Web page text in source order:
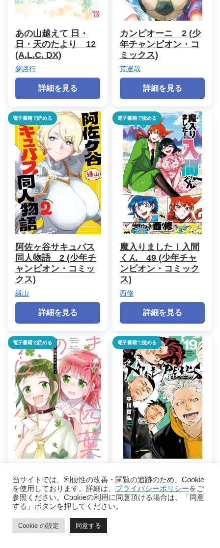
あの山越えて 日・
日・天のたより 12
(A.L.C. DX)
夢路行
詳細を見る
カンピオーニ 2 (少
年チャンピオン・コ
ミックス)
荒達哉
詳細を見る
電子書籍で読める
阿佐ヶ谷サキュバス
同人物語 2 (少年チ
ャンピオン・コミッ
クス)
縁山
詳細を見る
電子書籍で読める
魔入りました！入間
くん 49 (少年チャ
ンピオン・コミック
ス)
西修
詳細を見る
電子書籍で読める
バー 9 (少年チャン
ピオン・コミックス)
こうし
詳細を見る
電子書籍で読める
NINE PEAKS 19
(少年チャンピオン・
コミックス)
当サイトでは、利便性の改善・閲覧の追跡のため、Cookie
を使用しております。詳細は、 プライバシーポリシーをご
参照ください。Cookieの利用に同意頂ける場合は、「同意
する」ボタンを押してください。
Cookie の設定 同意する